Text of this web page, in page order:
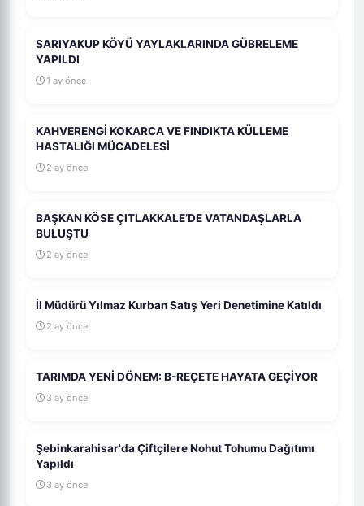
SARIYAKUP KÖYÜ YAYLAKLARINDA GÜBRELEME
YAPILDI
1 ay önce
KAHVERENGİ KOKARCA VE FINDIKTA KÜLLEME
HASTALIĞI MÜCADELESİ
2 ay önce
BAŞKAN KÖSE ÇITLAKKALE’DE VATANDAŞLARLA
BULUŞTU
2 ay önce
İl Müdürü Yılmaz Kurban Satış Yeri Denetimine Katıldı
2 ay önce
TARIMDA YENİ DÖNEM: B-REÇETE HAYATA GEÇİYOR
3 ay önce
Şebinkarahisar'da Çiftçilere Nohut Tohumu Dağıtımı
Yapıldı
3 ay önce